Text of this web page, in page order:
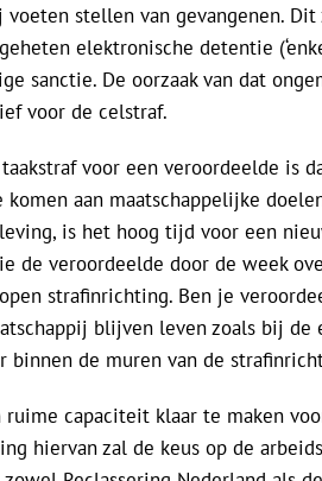
stellen van gevangenen.
elektronische detentie
sanctie. De oorzaak van dat
voor de celstraf.
voor een veroordeelde is
aan maatschappelijke
is het hoog tijd voor een
de veroordeelde door de week
strafinrichting. Ben je
blijven leven zoals bij
binnen de muren van de
capaciteit klaar te maken
hiervan zal de keus op de